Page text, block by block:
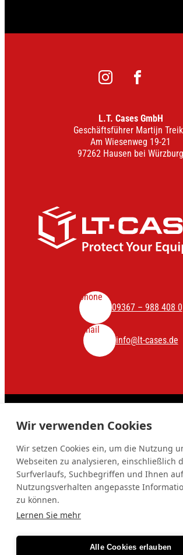
instagram facebook
L.T. Cases GmbH
Geschäftsführer Martijn
Am Wiesenweg 19-21
97262 Hausen bei Würzburg
phone
09367 – 988 408 0
mail
info@lt-cases.de
© LT-Cases
ImpressumDatenschutzCookie-
Schließenclose
Start
Shop
About Us
Quality
Wir verwenden Cookies
Wir setzen Cookies ein, um die Nutzung
Webseiten zu analysieren, einschließlich
Surfverlaufs, Suchbegriffen und Ihnen
Nutzungsverhalten angepasste
zu können.
Lernen Sie mehr
Alle Cookies erlauben